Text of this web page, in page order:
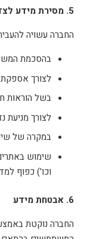
5. מסירת מידע לצדדים שלישיים
החברה עשויה
בהסכמת
לצורך אספקת
בשל הוראות
לצורך מניעת
במקרה של
וכו') כפוף
6. אבטחת מידע
החברה נוקטת